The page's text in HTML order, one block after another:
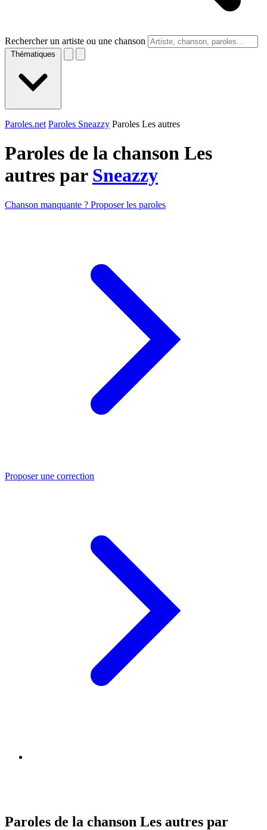
Rechercher un artiste ou une chanson
Thématiques
Paroles.net Paroles Sneazzy Paroles Les autres
Paroles de la chanson Les
autres par Sneazzy
Chanson manquante ? Proposer les paroles
Proposer une correction
Paroles de la chanson Les autres par